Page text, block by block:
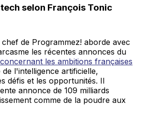
selon François Tonic
de Programmez! aborde avec
les récentes annonces du
les ambitions françaises
de l'intelligence artificielle,
défis et les opportunités. Il
annonce de 109 milliards
comme de la poudre aux